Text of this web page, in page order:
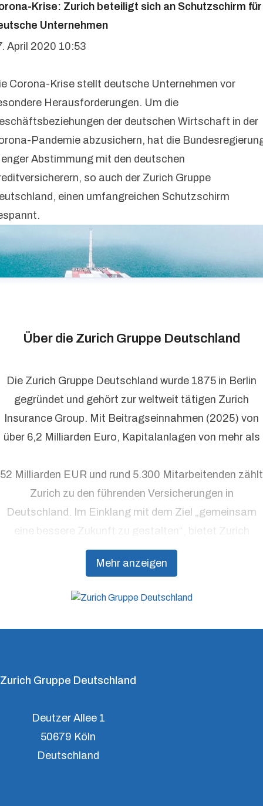
Krise: Zurich beteiligt sich an Schutzschirm für
Unternehmen
April 2020 10:53
Corona-Krise stellt deutsche Unternehmen vor
Herausforderungen. Um die
der deutschen Wirtschaft in der
Pandemie abzusichern, hat die
Abstimmung mit den deutschen
so auch der Zurich Gruppe
einen umfangreichen Schutzschirm
Über die Zurich Gruppe Deutschland
Mehr anzeigen
Die Zurich Gruppe Deutschland wurde 1875 in Berlin
gegründet und gehört zur weltweit tätigen Zurich
Insurance Group. Mit Beitragseinnahmen (2025) von
über 6,2 Milliarden Euro, Kapitalanlagen von mehr als
52 Milliarden EUR und rund 5.300 Mitarbeitenden zählt
Zurich zu den führenden Versicherungen in
Deutschland. Im Einklang mit dem Ziel „gemeinsam
eine bessere Zukunft zu gestalten“, bietet Zurich
Präventionsdienstleistungen an, die über traditionelle
Versicherungsprodukte hinausgehen, um Kunden
Zurich Gruppe Deutschland
Deutzer Allee 1
50679 Köln
Deutschland